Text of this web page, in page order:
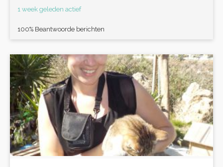
1 week geleden actief
100% Beantwoorde berichten